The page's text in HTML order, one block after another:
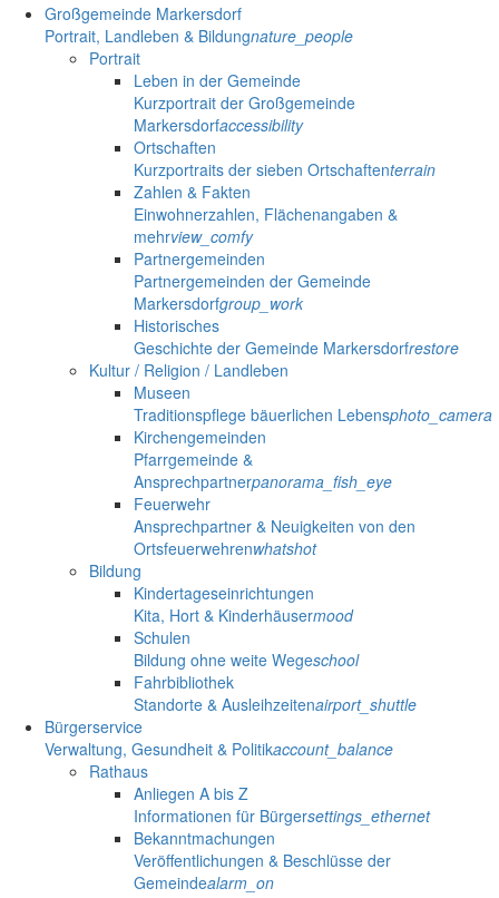
Großgemeinde Markersdorf
Portrait, Landleben & Bildungnature_people
Portrait
Leben in der Gemeinde
Kurzportrait der Großgemeinde
Markersdorfaccessibility
Ortschaften
Kurzportraits der sieben Ortschaftenterrain
Zahlen & Fakten
Einwohnerzahlen, Flächenangaben &
mehrview_comfy
Partnergemeinden
Partnergemeinden der Gemeinde
Markersdorfgroup_work
Historisches
Geschichte der Gemeinde Markersdorfrestore
Kultur / Religion / Landleben
Museen
Traditionspflege bäuerlichen Lebensphoto_camera
Kirchengemeinden
Pfarrgemeinde &
Ansprechpartnerpanorama_fish_eye
Feuerwehr
Ansprechpartner & Neuigkeiten von den
Ortsfeuerwehrenwhatshot
Bildung
Kindertageseinrichtungen
Kita, Hort & Kinderhäusermood
Schulen
Bildung ohne weite Wegeschool
Fahrbibliothek
Standorte & Ausleihzeitenairport_shuttle
Bürgerservice
Verwaltung, Gesundheit & Politikaccount_balance
Rathaus
Anliegen A bis Z
Informationen für Bürgersettings_ethernet
Bekanntmachungen
Veröffentlichungen & Beschlüsse der
Gemeindealarm_on